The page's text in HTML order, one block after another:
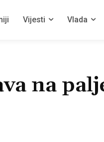
Vijesti Vlada
na